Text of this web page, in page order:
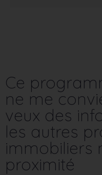
Ce
ne me
veux des
les autres
immobiliers
proximité